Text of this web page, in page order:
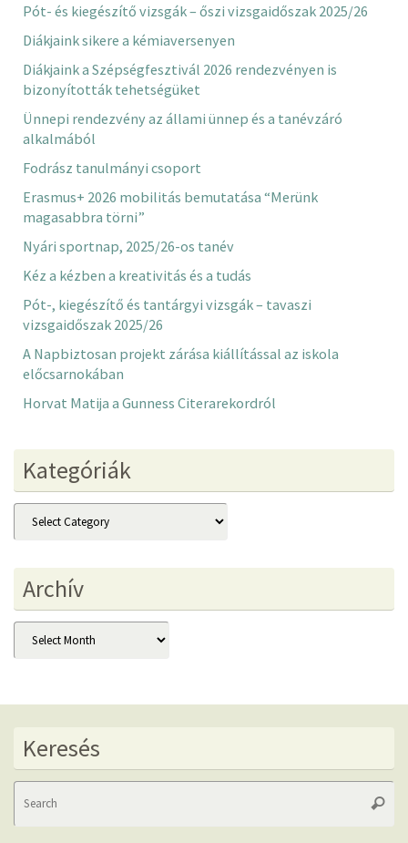
Pót- és kiegészítő vizsgák – őszi vizsgaidőszak 2025/26
Diákjaink sikere a kémiaversenyen
Diákjaink a Szépségfesztivál 2026 rendezvényen is
bizonyították tehetségüket
Ünnepi rendezvény az állami ünnep és a tanévzáró
alkalmából
Fodrász tanulmányi csoport
Erasmus+ 2026 mobilitás bemutatása “Merünk
magasabbra törni”
Nyári sportnap, 2025/26-os tanév
Kéz a kézben a kreativitás és a tudás
Pót-, kiegészítő és tantárgyi vizsgák – tavaszi
vizsgaidőszak 2025/26
A Napbiztosan projekt zárása kiállítással az iskola
előcsarnokában
Horvat Matija a Gunness Citerarekordról
Kategóriák
Kategóriák
Archív
Archív
Keresés